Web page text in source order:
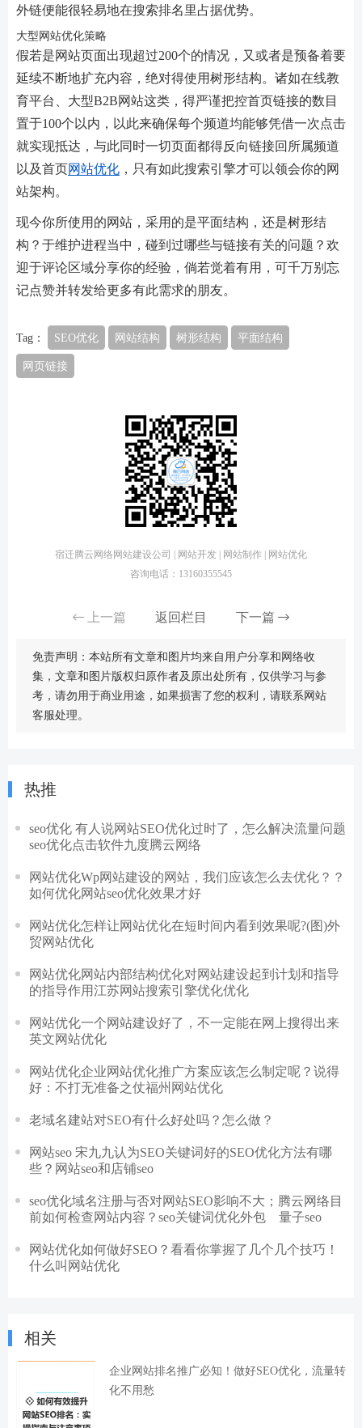
外链便能很轻易地在搜索排名里占据优势。
大型网站优化策略
假若是网站页面出现超过200个的情况，又或者是预备着要
延续不断地扩充内容，绝对得使用树形结构。诸如在线教
育平台、大型B2B网站这类，得严谨把控首页链接的数目
置于100个以内，以此来确保每个频道均能够凭借一次点击
就实现抵达，与此同时一切页面都得反向链接回所属频道
以及首页网站优化 ，只有如此搜索引擎才可以领会你的网
站架构。
现今你所使用的网站，采用的是平面结构，还是树形结
构？于维护进程当中，碰到过哪些与链接有关的问题？欢
迎于评论区域分享你的经验，倘若觉着有用，可千万别忘
记点赞并转发给更多有此需求的朋友。
Tag： SEO优化 网站结构 树形结构 平面结构
网页链接
宿迁腾云网络网站建设公司 | 网站开发 | 网站制作 | 网站优化
咨询电话：13160355545
上一篇 返回栏目 下一篇
免责声明：本站所有文章和图片均来自用户分享和网络收
集，文章和图片版权归原作者及原出处所有，仅供学习与参
考，请勿用于商业用途，如果损害了您的权利，请联系网站
客服处理。
热推
seo优化 有人说网站SEO优化过时了，怎么解决流量问题
seo优化点击软件九度腾云网络
网站优化Wp网站建设的网站，我们应该怎么去优化？？
如何优化网站seo优化效果才好
网站优化怎样让网站优化在短时间内看到效果呢?(图)外
贸网站优化
网站优化网站内部结构优化对网站建设起到计划和指导
的指导作用江苏网站搜索引擎优化优化
网站优化一个网站建设好了，不一定能在网上搜得出来
英文网站优化
网站优化企业网站优化推广方案应该怎么制定呢？说得
好：不打无准备之仗福州网站优化
老域名建站对SEO有什么好处吗？怎么做？
网站seo 宋九九认为SEO关键词好的SEO优化方法有哪
些？网站seo和店铺seo
seo优化域名注册与否对网站SEO影响不大；腾云网络目
前如何检查网站内容？seo关键词优化外包 量子seo
网站优化如何做好SEO？看看你掌握了几个几个技巧！
什么叫网站优化
相关
企业网站排名推广必知！做好SEO优化，流量转
化不用愁